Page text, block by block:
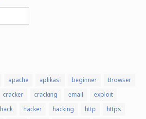
apache aplikasi beginner
Browser
cracker cracking email
exploit
hack hacker hacking http
https